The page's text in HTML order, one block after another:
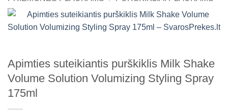
Apimties suteikiantis purškiklis Milk Shake
Volume Solution Volumizing Styling Spray
175ml